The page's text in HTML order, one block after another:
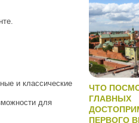
и классические
для
ЧТО
ГЛАВНЫХ
ПЕРВОГО